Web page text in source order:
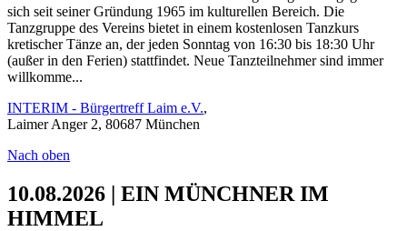
sich seit seiner Gründung 1965 im kulturellen Bereich. Die
Tanzgruppe des Vereins bietet in einem kostenlosen Tanzkurs
kretischer Tänze an, der jeden Sonntag von 16:30 bis 18:30 Uhr
(außer in den Ferien) stattfindet. Neue Tanzteilnehmer sind immer
willkomme...
INTERIM - Bürgertreff Laim e.V.,
Laimer Anger 2, 80687 München
Nach oben
10.08.2026 | EIN MÜNCHNER IM
HIMMEL